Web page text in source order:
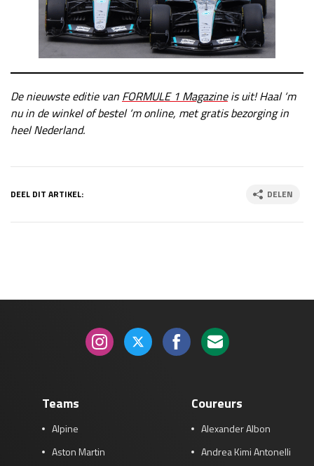
De nieuwste editie van FORMULE 1 Magazineis uit! Haal ‘m
nu in de winkel of bestel ‘m online, met gratis bezorging in
heel Nederland.
DEEL DIT ARTIKEL: DELEN
Teams
Alpine
Aston Martin
Coureurs
Alexander Albon
Andrea Kimi Antonelli